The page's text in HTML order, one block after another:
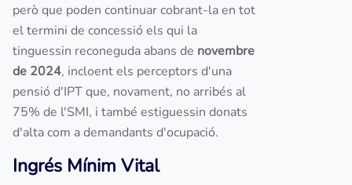
però que poden continuar cobrant-la en tot
el termini de concessió els qui la
tinguessin reconeguda abans de novembre
de 2024, incloent els perceptors d'una
pensió d'IPT que, novament, no arribés al
75% de l'SMI, i també estiguessin donats
d'alta com a demandants d'ocupació.
Ingrés Mínim Vital